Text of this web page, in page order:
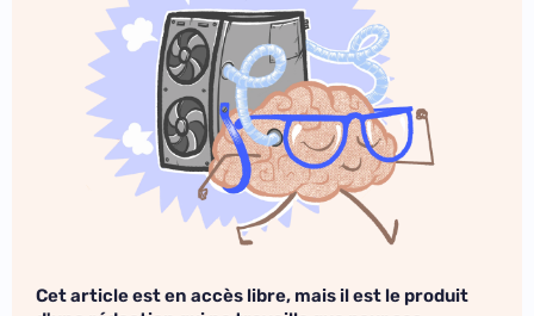
Cet article est en accès libre, mais il est le produit